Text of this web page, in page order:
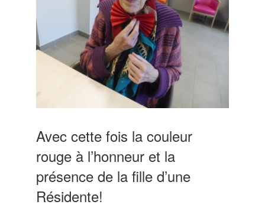
Avec cette fois la couleur
rouge à l’honneur et la
présence de la fille d’une
Résidente!